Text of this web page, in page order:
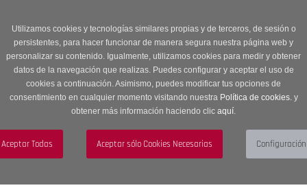
Utilizamos cookies y tecnologías similares propias y de terceros, de sesión o
persistentes, para hacer funcionar de manera segura nuestra página web y
personalizar su contenido. Igualmente, utilizamos cookies para medir y obtener
datos de la navegación que realizas. Puedes configurar y aceptar el uso de
cookies a continuación. Asimismo, puedes modificar tus opciones de
consentimiento en cualquier momento visitando nuestra Política de cookies.y
obtener más información haciendo clic aquí.
descuento en Sección OUTLET con código OUTLET20
navigation
Menú